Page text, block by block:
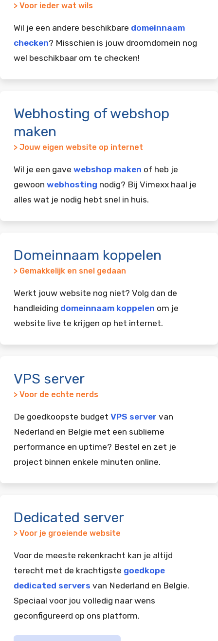
> Voor ieder wat wils
Wil je een andere beschikbare domeinnaam
checken? Misschien is jouw droomdomein nog
wel beschikbaar om te checken!
Webhosting of webshop
maken
> Jouw eigen website op internet
Wil je een gave webshop maken of heb je
gewoon webhosting nodig? Bij Vimexx haal je
alles wat je nodig hebt snel in huis.
Domeinnaam koppelen
> Gemakkelijk en snel gedaan
Werkt jouw website nog niet? Volg dan de
handleiding domeinnaam koppelen om je
website live te krijgen op het internet.
VPS server
> Voor de echte nerds
De goedkoopste budget VPS server van
Nederland en Belgie met een sublieme
performance en uptime? Bestel en zet je
project binnen enkele minuten online.
Dedicated server
> Voor je groeiende website
Voor de meeste rekenkracht kan je altijd
terecht met de krachtigste goedkope
dedicated servers van Nederland en Belgie.
Speciaal voor jou volledig naar wens
geconfigureerd op ons platform.